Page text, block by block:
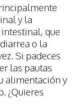
y la
que
o la
Si padeces
las pautas
alimentación y
¿Quieres